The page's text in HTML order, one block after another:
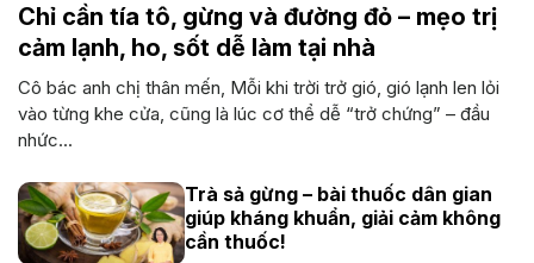
Chỉ cần tía tô, gừng và đường đỏ – mẹo trị
cảm lạnh, ho, sốt dễ làm tại nhà
Cô bác anh chị thân mến, Mỗi khi trời trở gió, gió lạnh len lỏi
vào từng khe cửa, cũng là lúc cơ thể dễ “trở chứng” – đầu
nhức...
Trà sả gừng – bài thuốc dân gian
giúp kháng khuẩn, giải cảm không
cần thuốc!